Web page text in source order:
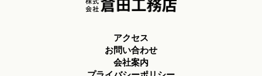
アクセス
お問い合わせ
会社案内